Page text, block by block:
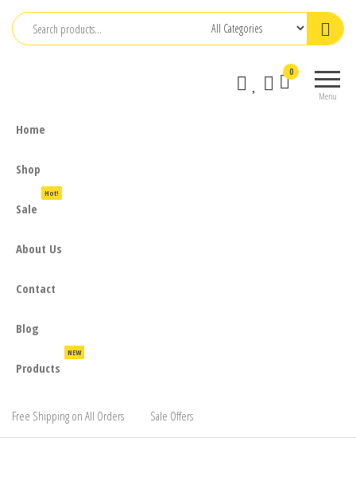
Skip
Menu
0
Home
Shop
Sale
Hot!
About Us
Contact
Blog
Products
NEW
Free Shipping on All Orders Sale Offers